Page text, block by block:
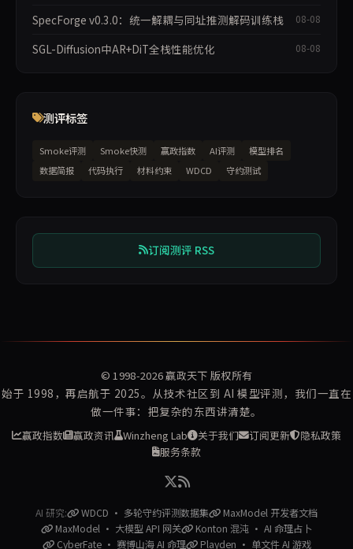
SpecForge v0.3.0：统一解耦与同址推测解码训练栈 08-08
SGL-Diffusion中AR+DiT全栈性能优化 08-08
测评标签
Smoke评测 Smoke快测 赢政指数 AI评测
模型排名
数据简报
代码执行 材料约束 WDCD 守约测试
订阅测评 RSS
© 1998-2026赢政天下 版权所有
始于 1998，再启航于 2025。从技术社区到 AI 模型评测，我们一直在
做一件事：把复杂的东西讲清楚。
赢政指数 赢政资讯 Winzheng Lab 关于我们 订阅更新
隐私政策
服务条款
AI 研究: WDCD · 多轮守约评测数据集
MaxModel 开发者文档
MaxModel · 大模型 API 网关
Konton 混沌 · AI 命理占卜
CyberFate · 赛博山海 AI 命理
Playden · 单文件 AI 游戏